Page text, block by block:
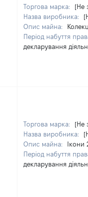
Торгова марка:
[Не
Назва виробника:
Опис майна:
Період набуття
декларування
Торгова марка:
[Не
Назва виробника:
Опис майна:
Ікони
Період набуття
декларування